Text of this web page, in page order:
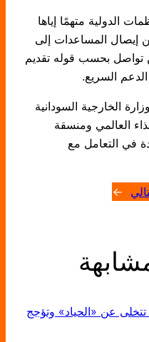
الدولية متهمًا إياها
إيصال المساعدات إلى
بحسب قوله تقديم
السريع.
الخارجية السودانية
العالمي ومنسقة
في التعامل مع
→
عن «الحياد» وتؤجج